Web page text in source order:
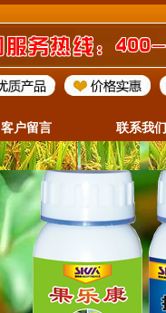
客户留言 联系我们